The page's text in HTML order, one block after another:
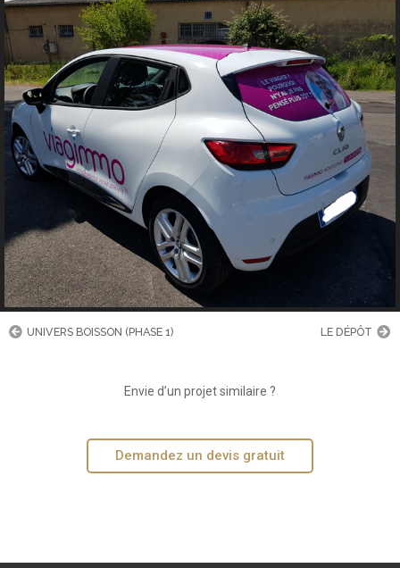
UNIVERS BOISSON (PHASE 1) LE DÉPÔT
Envie d’un projet similaire ?
Demandez un devis gratuit